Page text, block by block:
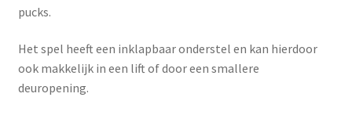
pucks.
Het spel heeft een inklapbaar onderstel en kan hierdoor
ook makkelijk in een lift of door een smallere
deuropening.